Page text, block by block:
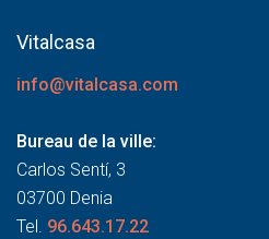
Vitalcasa
info@vitalcasa.com
Bureau de la ville:
Carlos Sentí, 3
03700 Denia
Tel. 96.643.17.22